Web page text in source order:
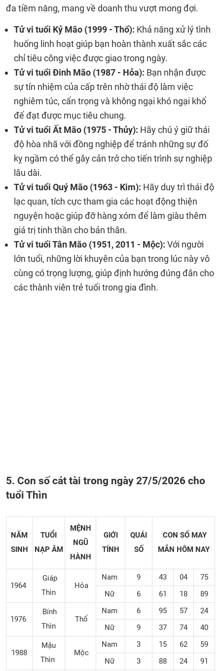
đa tiềm năng, mang về doanh thu vượt mong đợi.
Tử vi tuổi Kỷ Mão (1999 - Thổ): Khả năng xử lý tình
huống linh hoạt giúp bạn hoàn thành xuất sắc các
chỉ tiêu công việc được giao trong ngày.
Tử vi tuổi Đinh Mão (1987 - Hỏa): Bạn nhận được
sự tín nhiệm của cấp trên nhờ thái độ làm việc
nghiêm túc, cẩn trọng và không ngại khó ngại khổ
để đạt được mục tiêu chung.
Tử vi tuổi Ất Mão (1975 - Thủy): Hãy chú ý giữ thái
độ hòa nhã với đồng nghiệp để tránh những sự đố
kỵ ngầm có thể gây cản trở cho tiến trình sự nghiệp
lâu dài.
Tử vi tuổi Quý Mão (1963 - Kim): Hãy duy trì thái độ
lạc quan, tích cực tham gia các hoạt động thiện
nguyện hoặc giúp đỡ hàng xóm để làm giàu thêm
giá trị tinh thần cho bản thân.
Tử vi tuổi Tân Mão (1951, 2011 - Mộc): Với người
lớn tuổi, những lời khuyên của bạn trong lúc này vô
cùng có trọng lượng, giúp định hướng đúng đắn cho
các thành viên trẻ tuổi trong gia đình.
5. Con số cát tài trong ngày 27/5/2026 cho
tuổi Thìn
NĂM
SINH
TUỔI
NẠP ÂM
MỆNH
NGŨ
HÀNH
GIỚI
TÍNH
QUÁI
SỐ
CON SỐ MAY
MẮN HÔM NAY
1964
Giáp
Thìn
Hỏa
Nam 9 43 04
75
Nữ
6 61 18 89
1976
Bính
Thìn
Thổ
Nam 6 95 57
24
Nữ
9 37 74 40
1988
Mậu
Thìn
Mộc
Nam 3 15 62
59
Nữ
3 88 24 91